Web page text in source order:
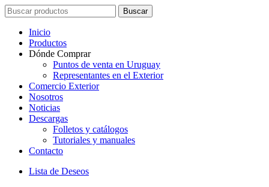
Search
for:
Buscar
Inicio
Productos
Dónde Comprar
Puntos de venta en Uruguay
Representantes en el Exterior
Comercio Exterior
Nosotros
Noticias
Descargas
Folletos y catálogos
Tutoriales y manuales
Contacto
Lista de Deseos